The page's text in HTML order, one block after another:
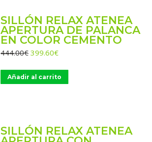
SILLÓN RELAX ATENEA
APERTURA DE PALANCA
EN COLOR CEMENTO
444.00€ El
original
era:
399.60€El
actual
es:
Añadir al carrito
SILLÓN RELAX ATENEA